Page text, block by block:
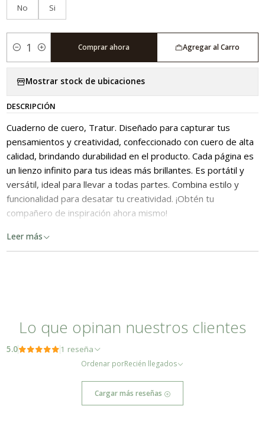
No
Si
Cantidad
Agregar al Carro
Comprar ahora
Mostrar stock de ubicaciones
DESCRIPCIÓN
Cuaderno de cuero, Tratur. Diseñado para capturar tus
pensamientos y creatividad, confeccionado con cuero de alta
calidad, brindando durabilidad en el producto. Cada página es
un lienzo infinito para tus ideas más brillantes. Es portátil y
versátil, ideal para llevar a todas partes. Combina estilo y
funcionalidad para desatar tu creatividad. ¡Obtén tu
compañero de inspiración ahora mismo!
Confección: Hecho en Chile
Material: Cuero
Especificaciones: 100 hojas blancas
Este artículo está elaborado con cuero natural de primera calidad. Debido
a la naturaleza del cuero, es posible que presente características propias
sino como un sello distintivo de su autenticidad.
Leer más
Lo que opinan nuestros clientes
5.0 1 reseña
Ordenar porRecién llegados
Cargar más reseñas